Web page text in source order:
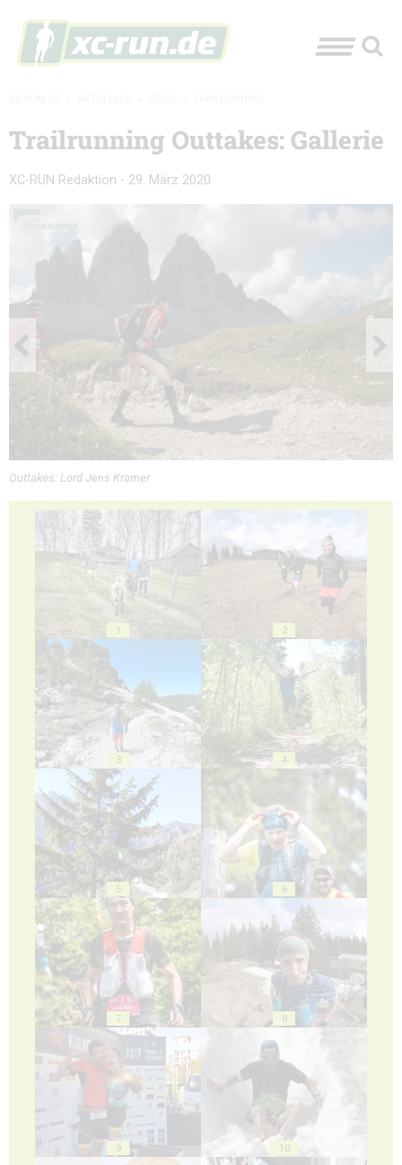
Trailrunning Outtakes: Gallerie
XC-RUN Redaktion - 29. März 2020
Outtakes: Lord Jens Kramer
1 2
3 4
5 6
7 8
9 10